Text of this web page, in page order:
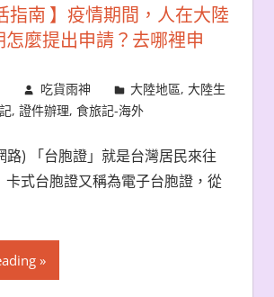
指南 】疫情期間，人在大陸
怎麼提出申請？去哪裡申
吃貨雨神 大陸地區,大陸生
, 證件辦理, 食旅記-海外
路) 「台胞證」就是台灣居民來往
卡式台胞證又稱為電子台胞證，從